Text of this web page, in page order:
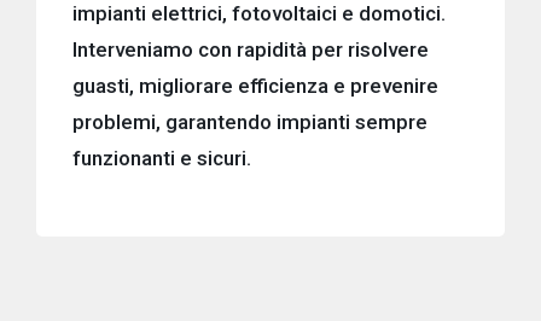
impianti elettrici, fotovoltaici e domotici.
Interveniamo con rapidità per risolvere
guasti, migliorare efficienza e prevenire
problemi, garantendo impianti sempre
funzionanti e sicuri.